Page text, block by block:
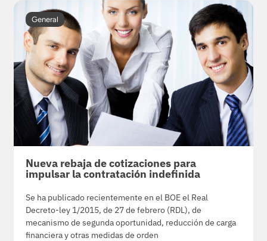
General
Nueva rebaja de cotizaciones para
impulsar la contratación indefinida
Se ha publicado recientemente en el BOE el Real
Decreto-ley 1/2015, de 27 de febrero (RDL), de
mecanismo de segunda oportunidad, reducción de carga
financiera y otras medidas de orden